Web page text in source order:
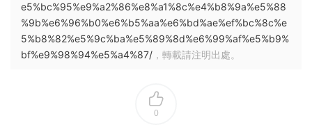
e5%bc%95%e9%a2%86%e8%a1%8c%e4%b8%9a%e5%88
%9b%e6%96%b0%e6%b5%aa%e6%bd%ae%ef%bc%8c%e
5%b8%82%e5%9c%ba%e5%89%8d%e6%99%af%e5%b9%
bf%e9%98%94%e5%a4%87/ ，轉載請注明出處。
0